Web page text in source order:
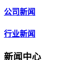
公司新闻
行业新闻
新闻中心